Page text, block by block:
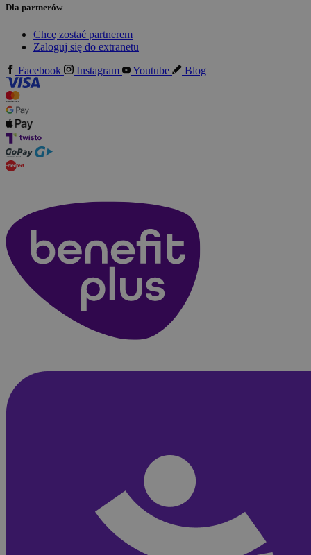
Dla partnerów
Chcę zostać partnerem
Zaloguj się do extranetu
Facebook
Instagram Youtube Blog